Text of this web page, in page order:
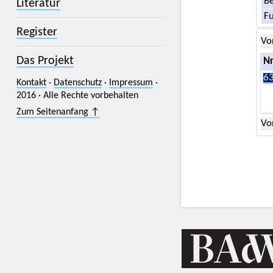
Literatur
Register
Das Projekt
Kontakt· Datenschutz· Impressum ·
2016 · Alle Rechte vorbehalten
Zum Seitenanfang ↑